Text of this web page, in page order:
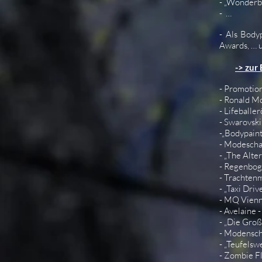
- …
- Als
Awards, …
-> zur
-
- Ronald
-
-
-
-
- „The
-
-
- „Taxi
- MQ
- Avelaine
- „Die
-
-
- Zombie